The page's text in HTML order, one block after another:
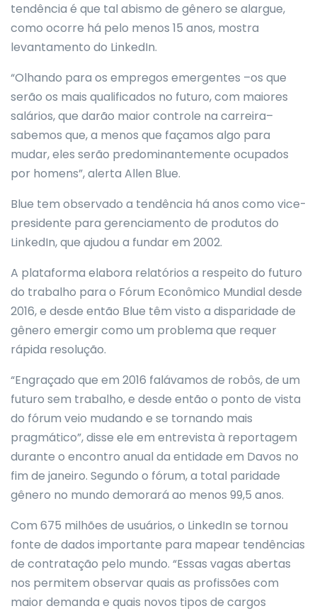
tendência é que tal abismo de gênero se alargue,
como ocorre há pelo menos 15 anos, mostra
levantamento do LinkedIn.
“Olhando para os empregos emergentes –os que
serão os mais qualificados no futuro, com maiores
salários, que darão maior controle na carreira–
sabemos que, a menos que façamos algo para
mudar, eles serão predominantemente ocupados
por homens”, alerta Allen Blue.
Blue tem observado a tendência há anos como vice-
presidente para gerenciamento de produtos do
LinkedIn, que ajudou a fundar em 2002.
A plataforma elabora relatórios a respeito do futuro
do trabalho para o Fórum Econômico Mundial desde
2016, e desde então Blue têm visto a disparidade de
gênero emergir como um problema que requer
rápida resolução.
“Engraçado que em 2016 falávamos de robôs, de um
futuro sem trabalho, e desde então o ponto de vista
do fórum veio mudando e se tornando mais
pragmático”, disse ele em entrevista à reportagem
durante o encontro anual da entidade em Davos no
fim de janeiro. Segundo o fórum, a total paridade
gênero no mundo demorará ao menos 99,5 anos.
Com 675 milhões de usuários, o LinkedIn se tornou
fonte de dados importante para mapear tendências
de contratação pelo mundo. “Essas vagas abertas
nos permitem observar quais as profissões com
maior demanda e quais novos tipos de cargos